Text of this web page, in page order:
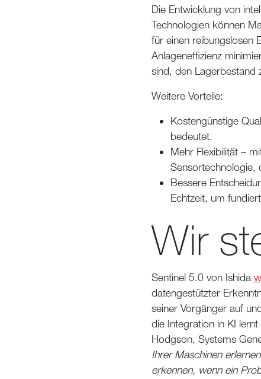
Die Entwicklung von
Technologien können
für einen reibungslosen
Anlageneffizienz
sind, den Lagerbestand
Weitere Vorteile:
Kostengünstige
bedeutet.
Mehr Flexibilität –
Sensortechnologie,
Bessere
Echtzeit, um
Wir
Sentinel 5.0 von Ishida
datengestützter
seiner Vorgänger auf
die Integration in KI
Hodgson, Systems
Ihrer Maschinen
erkennen, wenn ein